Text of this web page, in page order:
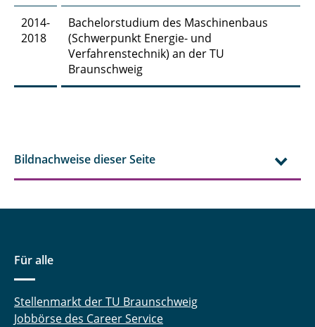
Elisabeth Glatt, M. Sc.
Lajos Groffmann, M. Sc.
Daniel Gundlach, M. Sc.
Sharif Haidar, M. Sc.
Dr. rer. nat. Payam Hashemi
Detlev Hille
2014-
2018
Bachelorstudium des Maschinenbaus
(Schwerpunkt Energie- und
Verfahrenstechnik) an der TU
Braunschweig
Bildnachweise dieser Seite
Für alle
Stellenmarkt der TU Braunschweig
Jobbörse des Career Service